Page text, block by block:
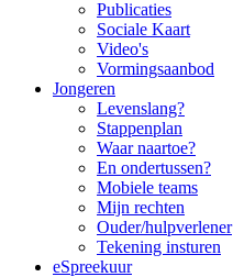
Publicaties
Sociale Kaart
Video's
Vormingsaanbod
Jongeren
Levenslang?
Stappenplan
Waar naartoe?
En ondertussen?
Mobiele teams
Mijn rechten
Ouder/hulpverlener
Tekening insturen
eSpreekuur